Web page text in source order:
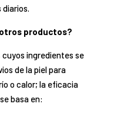
diarios.
productos?
ingredientes se
de la piel para
o calor; la eficacia
basa en: